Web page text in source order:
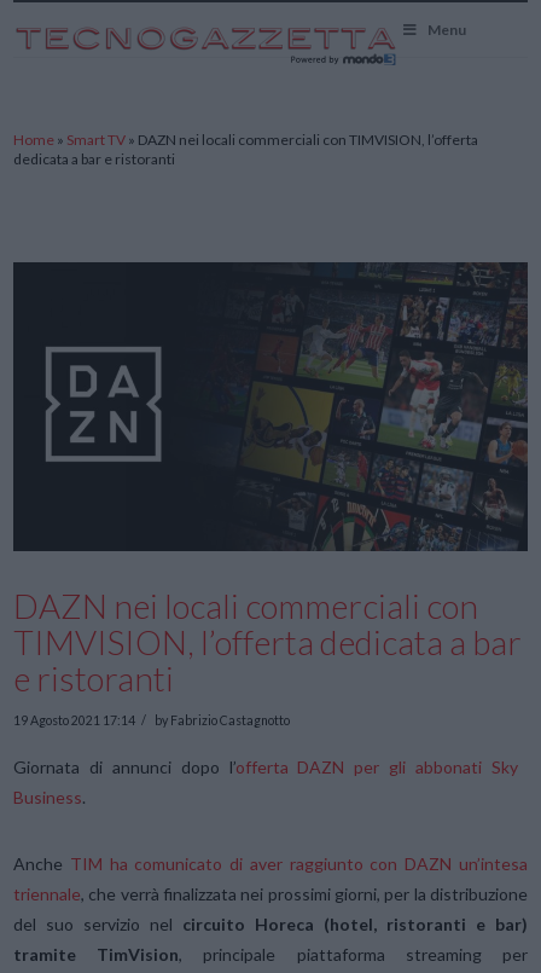
Menu
Home » Smart TV » DAZN nei locali commerciali con TIMVISION, l’offerta
dedicata a bar e ristoranti
DAZN nei locali commerciali con
TIMVISION, l’offerta dedicata a bar
e ristoranti
19 Agosto 2021 17:14 by Fabrizio Castagnotto
Giornata di annunci dopo l’offerta DAZN per gli abbonati Sky
Business.
Anche TIM ha comunicato di aver raggiunto con DAZN un’intesa
triennale, che verrà finalizzata nei prossimi giorni, per la distribuzione
del suo servizio nel circuito Horeca (hotel, ristoranti e bar)
tramite TimVision, principale piattaforma streaming per